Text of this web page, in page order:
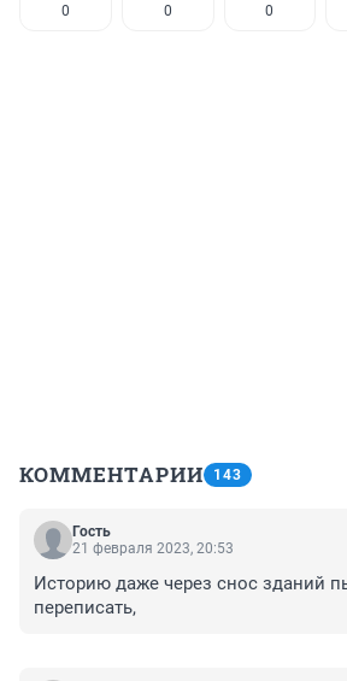
0 0 0
КОММЕНТАРИИ 143
Гость
21 февраля 2023, 20:53
Историю даже через снос зданий
переписать,